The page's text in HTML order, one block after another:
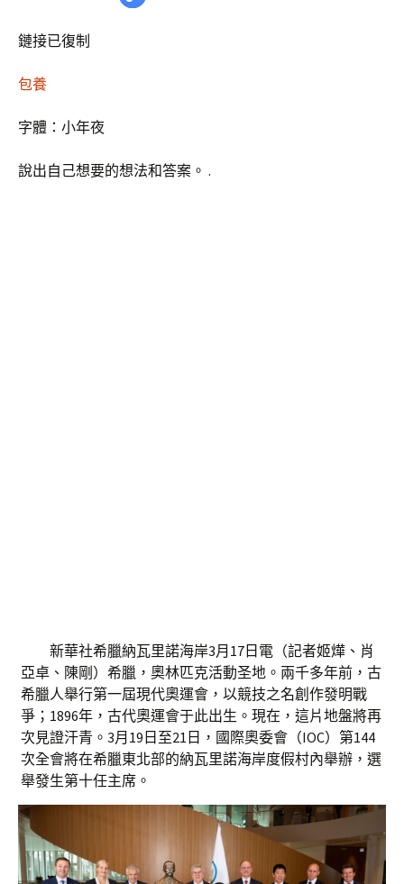
鏈接已復制
包養
字體： 小年夜
說出自己想要的想法和答案。 .
新華社希臘納瓦里諾海岸3月17日電（記者姬燁、肖
亞卓、陳剛）希臘，奧林匹克活動圣地。兩千多年前，古
希臘人舉行第一屆現代奧運會，以競技之名創作發明戰
爭；1896年，古代奧運會于此出生。現在，這片地盤將再
次見證汗青。3月19日至21日，國際奧委會（IOC）第144
次全會將在希臘東北部的納瓦里諾海岸度假村內舉辦，選
舉發生第十任主席。